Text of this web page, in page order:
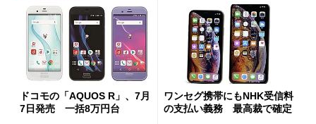
ドコモの「AQUOS R」、7月
7日発売 一括8万円台
ワンセグ携帯にもNHK受信料
の支払い義務 最高裁で確定